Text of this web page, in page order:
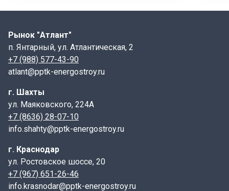
Рынок "Атлант"
п. Янтарный, ул. Атлантическая, 2
+7 (988) 577-43-90
atlant@pptk-energostroy.ru
г. Шахты
ул. Маяковского, 224А
+7 (8636) 28-07-10
info.shahty@pptk-energostroy.ru
г. Краснодар
ул. Ростовское шоссе, 20
+7 (967) 651-26-46
info.krasnodar@pptk-energostroy.ru